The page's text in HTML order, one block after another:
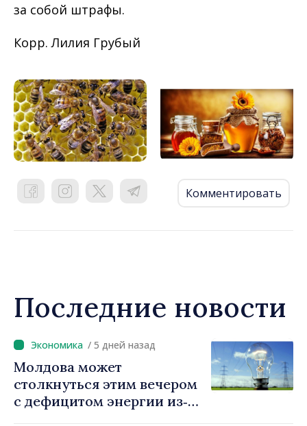
за собой штрафы.
Корр. Лилия Грубый
Комментировать
Последние новости
/ 5 дней назад
Молдова может
столкнуться этим вечером
с дефицитом энергии из‑за